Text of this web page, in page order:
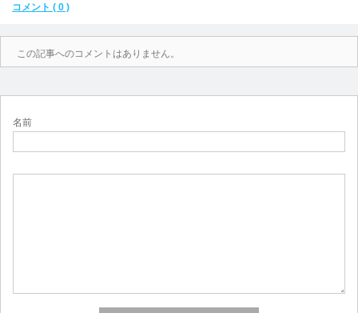
コメント ( 0 )
この記事へのコメントはありません。
名前